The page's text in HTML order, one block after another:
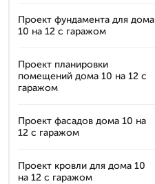
Проект фундамента для дома
10 на 12 с гаражом
Проект планировки
помещений дома 10 на 12 с
гаражом
Проект фасадов дома 10 на
12 с гаражом
Проект кровли для дома 10
на 12 с гаражом